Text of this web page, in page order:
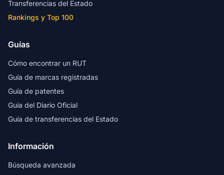
Transferencias del Estado
Rankings y Top 100
Guías
Cómo encontrar un RUT
Guía de marcas registradas
Guía de patentes
Guía del Diario Oficial
Guía de transferencias del Estado
Información
Búsqueda avanzada